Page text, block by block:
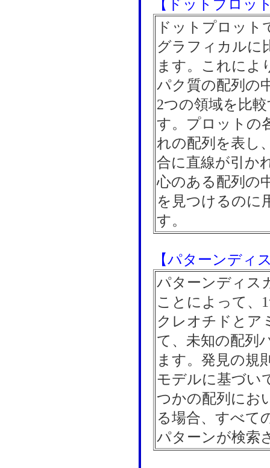
【ドットプロッ
ドットプロット
グラフィカルに
ます。これによ
パク質の配列の
2つの領域を比
す。プロットの
れの配列を表し
合に直線が引か
心のある配列の
を見つけるのに
す。
【パターンディ
パターンディス
ことによって、
クレオチドとア
て、未知の配列
ます。発見の規
モデルに基づい
つかの配列にお
る場合、すべて
パターンが検索